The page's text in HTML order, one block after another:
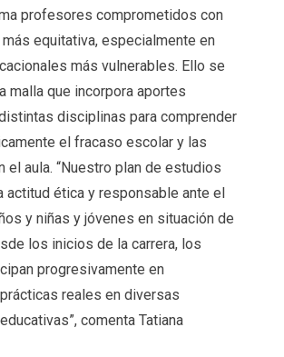
profesores comprometidos con
equitativa, especialmente en
más vulnerables. Ello se
malla que incorpora aportes
disciplinas para comprender
el fracaso escolar y las
el aula. “Nuestro plan de estudios
actitud ética y responsable ante el
y niñas y jóvenes en situación de
los inicios de la carrera, los
progresivamente en
reales en diversas
comenta Tatiana